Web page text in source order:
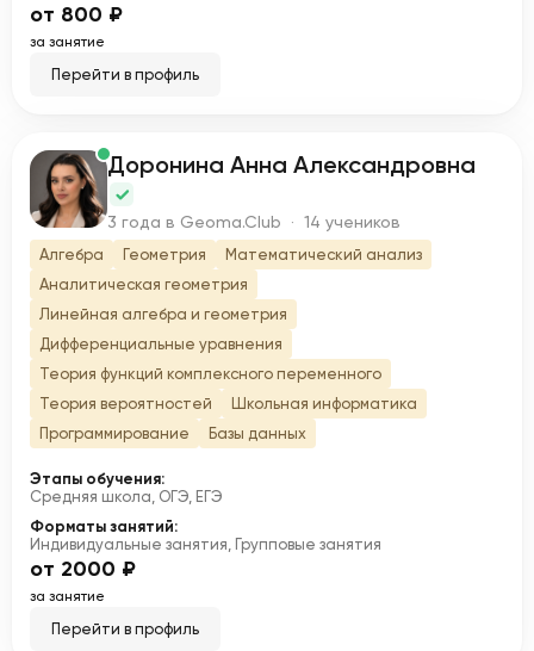
от 800 ₽
за занятие
Перейти в профиль
Д Доронина Анна Александровна
3 года в Geoma.Club · 14 учеников
Алгебра Геометрия
Математический анализ
Аналитическая геометрия
Линейная алгебра и геометрия
Дифференциальные уравнения
Теория функций комплексного переменного
Теория вероятностей
Школьная информатика
Программирование
Базы данных
Этапы обучения:
Средняя школа, ОГЭ, ЕГЭ
Форматы занятий:
Индивидуальные занятия, Групповые занятия
от 2000 ₽
за занятие
Перейти в профиль